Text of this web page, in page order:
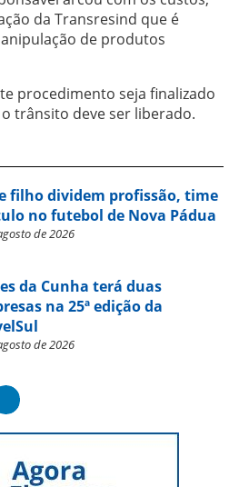
da Transresind que é
de produtos
procedimento seja finalizado
trânsito deve ser liberado.
filho dividem profissão, time
no futebol de Nova Pádua
de 2026
da Cunha terá duas
na 25ª edição da
de 2026